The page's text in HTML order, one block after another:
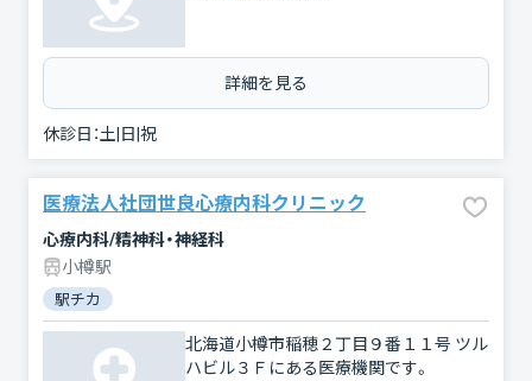
詳細を見る
休診日：土|日|祝
医療法人社団世良心療内科クリニック
心療内科/精神科・神経科
小樽駅
駅チカ
北海道小樽市稲穂２丁目９番１１号 ツル
ハビル３Ｆにある医療機関です。